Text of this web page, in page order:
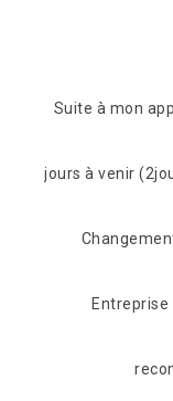
Entreprise très